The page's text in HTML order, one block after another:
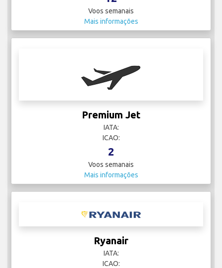
Voos semanais
Mais informações
Premium Jet
IATA:
ICAO:
2
Voos semanais
Mais informações
Ryanair
IATA:
ICAO: